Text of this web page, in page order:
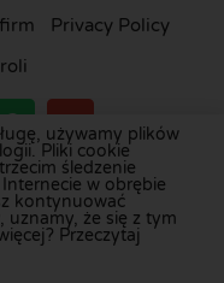
Privacy Policy
wHolandii,
,Belgii,
,Danii,Finlandii i
używamy plików
Pliki cookie
śledzenie
w obrębie
kontynuować
uznamy, że się z tym
Przeczytaj